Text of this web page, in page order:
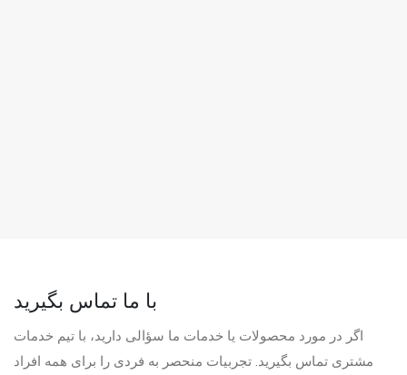
با ما تماس بگیرید
اگر در مورد محصولات یا خدمات ما سؤالی دارید، با تیم خدمات
مشتری تماس بگیرید. تجربیات منحصر به فردی را برای همه افراد